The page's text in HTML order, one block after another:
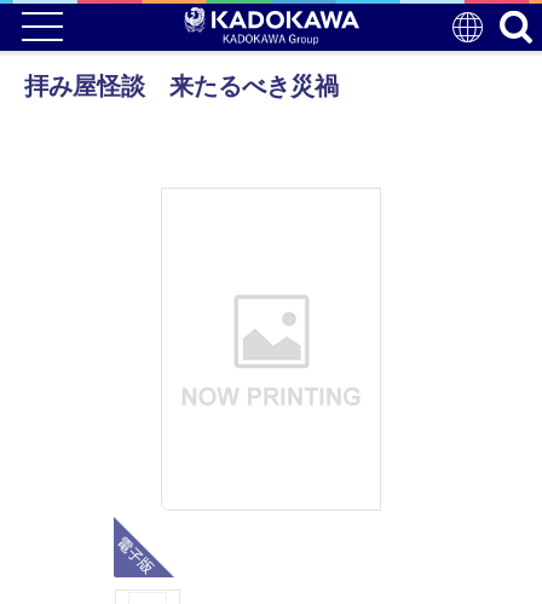
拝み屋怪談 来たるべき災禍